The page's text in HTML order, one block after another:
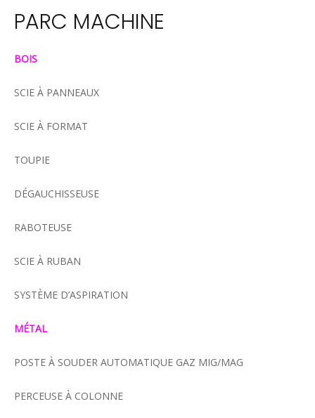
PARC MACHINE
BOIS
SCIE À PANNEAUX
SCIE À FORMAT
TOUPIE
DÉGAUCHISSEUSE
RABOTEUSE
SCIE À RUBAN
SYSTÈME D’ASPIRATION
MÉTAL
POSTE À SOUDER AUTOMATIQUE GAZ MIG/MAG
PERCEUSE À COLONNE